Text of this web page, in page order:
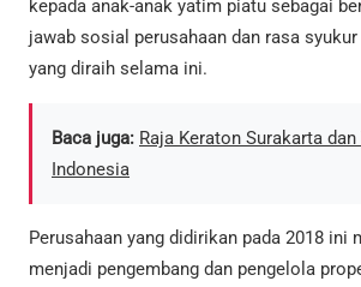
kepada anak-anak yatim piatu sebagai
jawab sosial perusahaan dan rasa
yang diraih selama ini.
Baca juga: Raja Keraton Surakarta
Indonesia
Perusahaan yang didirikan pada 2018 ini
menjadi pengembang dan pengelola